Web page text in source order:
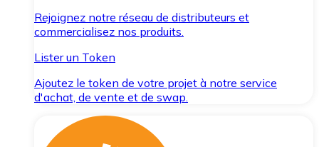
Rejoignez notre réseau de distributeurs et
commercialisez nos produits.
Lister un Token
Ajoutez le token de votre projet à notre service
d'achat, de vente et de swap.